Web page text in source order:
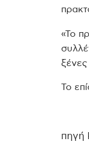
«Το
Το
πηγή